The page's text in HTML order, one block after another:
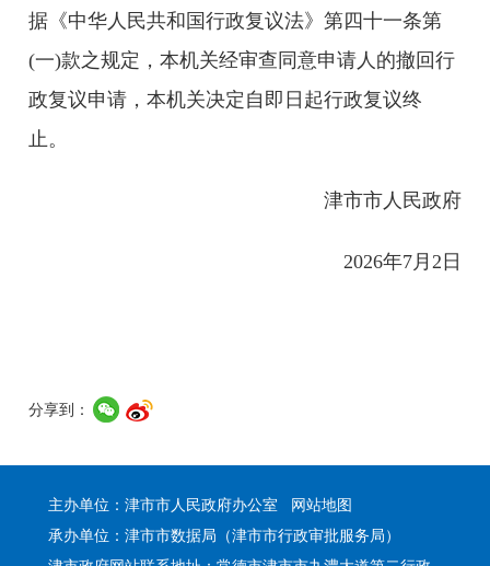
据《中华人民共和国行政复议法》第四十一条第
(一)款之规定，本机关经审查同意申请人的撤回行
政复议申请，本机关决定自即日起行政复议终
止。
津市市人民政府
2026年7月2日
分享到：
主办单位：津市市人民政府办公室 网站地图
承办单位：津市市数据局（津市市行政审批服务局）